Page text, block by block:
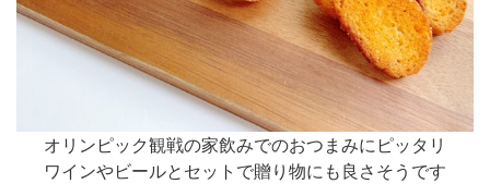
オリンピック観戦の家飲みでのおつまみにピッタリ
ワインやビールとセットで贈り物にも良さそうです